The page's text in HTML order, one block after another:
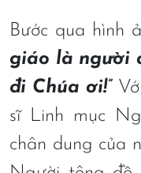
Bước qua hình
giáo là người
đi Chúa ơi!”
sĩ Linh mục
chân dung của